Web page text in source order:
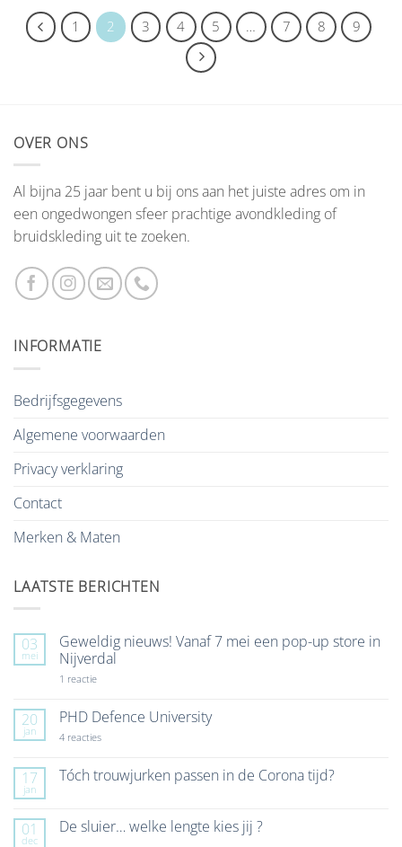
1 2 3 4 5 … 7 8 9
OVER ONS
Al bijna 25 jaar bent u bij ons aan het juiste adres om in
een ongedwongen sfeer prachtige avondkleding of
bruidskleding uit te zoeken.
INFORMATIE
Bedrijfsgegevens
Algemene voorwaarden
Privacy verklaring
Contact
Merken & Maten
LAATSTE BERICHTEN
03
mei
Geweldig nieuws! Vanaf 7 mei een pop-up store in
Nijverdal
1 reactieop
Vanaf
7
mei
up
store
20
jan
PHD Defence University
4 reactiesop
University
17
jan
Tóch trouwjurken passen in de Corona tijd?
Tóch
01
dec
De sluier… welke lengte kies jij ?